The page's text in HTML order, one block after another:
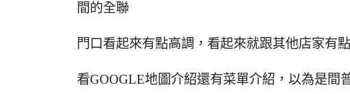
間的全聯
門口看起來有點高調，看起來就跟其他店家有
看GOOGLE地圖介紹還有菜單介紹，以為是間